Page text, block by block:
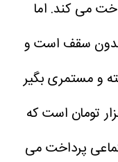
می کند. اما
بدون سقف است و
و مستمری بگیر
اجتماعی، یک میلیون و ۲۵۰ هزار تومان است که
پرداخت می